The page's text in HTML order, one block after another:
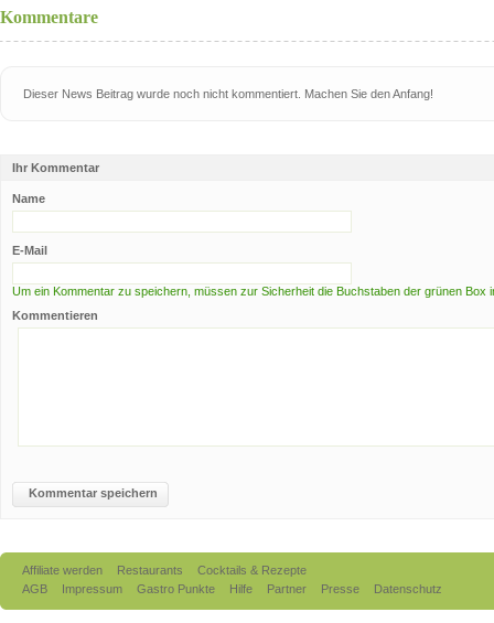
Kommentare
Dieser News Beitrag wurde noch nicht kommentiert. Machen Sie den Anfang!
Ihr Kommentar
Name
E-Mail
Um ein Kommentar zu speichern, müssen zur Sicherheit die Buchstaben der grünen
Kommentieren
Kommentar speichern
Affiliate werden Restaurants
Cocktails & Rezepte
AGB
Impressum Gastro Punkte Hilfe Partner Presse Datenschutz